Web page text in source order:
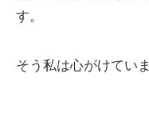
す。
そう私は心がけていま